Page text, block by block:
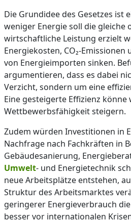
Die Grundidee des Gesetzes ist
weniger Energie soll die gleiche
wirtschaftliche Leistung erzielt
Energiekosten, CO₂-
von Energieimporten sinken.
argumentieren, dass es dabei
Verzicht, sondern um eine
Eine gesteigerte Effizienz
Wettbewerbsfähigkeit steigern.
Zudem würden Investitionen in
Nachfrage nach Fachkräften in
Gebäudesanierung,
Umwelt- und Energietechnik
neue Arbeitsplätze entstehen,
Struktur des Arbeitsmarktes
geringerer Energieverbrauch
besser vor internationalen